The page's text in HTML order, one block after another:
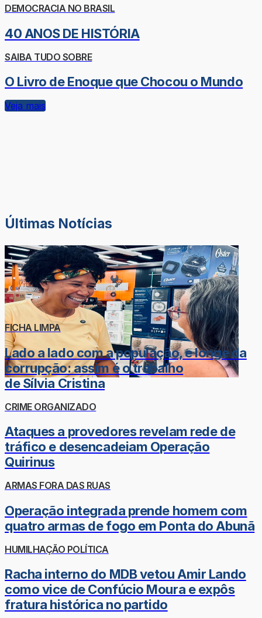
DEMOCRACIA NO BRASIL
40 ANOS DE HISTÓRIA
SAIBA TUDO SOBRE
O Livro de Enoque que Chocou o Mundo
Veja mais
Últimas Notícias
FICHA LIMPA
Lado a lado com a população, e longe da
corrupção: assim é o trabalho
de Sílvia Cristina
CRIME ORGANIZADO
Ataques a provedores revelam rede de
tráfico e desencadeiam Operação
Quirinus
ARMAS FORA DAS RUAS
Operação integrada prende homem com
quatro armas de fogo em Ponta do Abunã
HUMILHAÇÃO POLÍTICA
Racha interno do MDB vetou Amir Lando
como vice de Confúcio Moura e expôs
fratura histórica no partido